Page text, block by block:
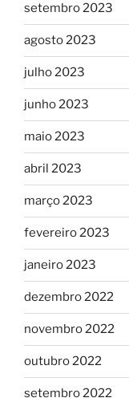
setembro 2023
agosto 2023
julho 2023
junho 2023
maio 2023
abril 2023
março 2023
fevereiro 2023
janeiro 2023
dezembro 2022
novembro 2022
outubro 2022
setembro 2022